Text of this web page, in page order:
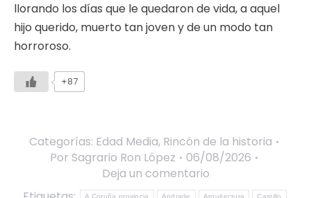
llorando los días que le quedaron de vida, a aquel
hijo querido, muerto tan joven y de un modo tan
horroroso.
+87
Categorías: Edad Media, Rincón de la historia
Por Sagrario Ron López
06/08/2026
Deja un comentario
A Coruña provincia Andrade Arquitectura Castillo